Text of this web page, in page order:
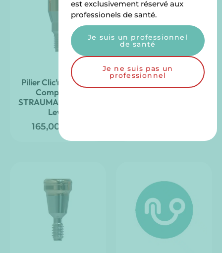
Pilier Clic’nLoc droit
Compatible
STRAUMANN – Bone
Level
165,00
Pilier Clic’nLoc droit
est exclusivement réservé aux
professionels de santé.
Je suis un professionnel
de santé
Je ne suis pas un
professionnel